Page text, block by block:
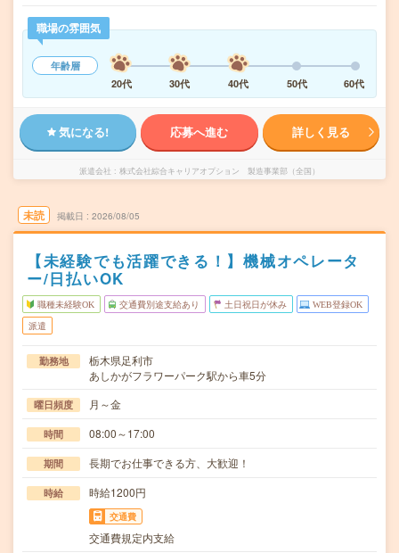
職場の雰囲気
年齢層
20代
30代 40代 50代 60代
気になる! 応募へ進む 詳しく見る
派遣会社 株式会社綜合キャリアオプション 製造事業部（全国）
未読 掲載日 2026/08/05
【未経験でも活躍できる！】機械オペレータ
ー/日払いOK
職種未経験OK 交通費別途支給あり 土日祝日が休み WEB登録OK
派遣
勤務地
栃木県足利市
あしかがフラワーパーク駅から車5分
曜日頻度 月～金
時間 08:00～17:00
期間 長期でお仕事できる方、大歓迎！
時給 時給1200円
交通費
交通費規定内支給